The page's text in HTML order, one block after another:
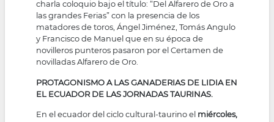
charla coloquio bajo el título: “Del Alfarero de Oro a
las grandes Ferias” con la presencia de los
matadores de toros, Ángel Jiménez, Tomás Angulo
y Francisco de Manuel que en su época de
novilleros punteros pasaron por el Certamen de
novilladas Alfarero de Oro.
PROTAGONISMO A LAS GANADERIAS DE LIDIA EN
EL ECUADOR DE LAS JORNADAS TAURINAS.
En el ecuador del ciclo cultural-taurino el miércoles,